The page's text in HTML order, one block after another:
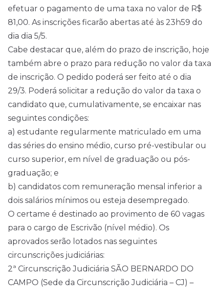
efetuar o pagamento de uma taxa no valor de R$
81,00. As inscrições ficarão abertas até às 23h59 do
dia dia 5/5.
Cabe destacar que, além do prazo de inscrição, hoje
também abre o prazo para redução no valor da taxa
de inscrição. O pedido poderá ser feito até o dia
29/3. Poderá solicitar a redução do valor da taxa o
candidato que, cumulativamente, se encaixar nas
seguintes condições:
a) estudante regularmente matriculado em uma
das séries do ensino médio, curso pré-vestibular ou
curso superior, em nível de graduação ou pós-
graduação; e
b) candidatos com remuneração mensal inferior a
dois salários mínimos ou esteja desempregado.
O certame é destinado ao provimento de 60 vagas
para o cargo de Escrivão (nível médio). Os
aprovados serão lotados nas seguintes
circunscrições judiciárias:
2ª Circunscrição Judiciária SÃO BERNARDO DO
CAMPO (Sede da Circunscrição Judiciária – CJ) –